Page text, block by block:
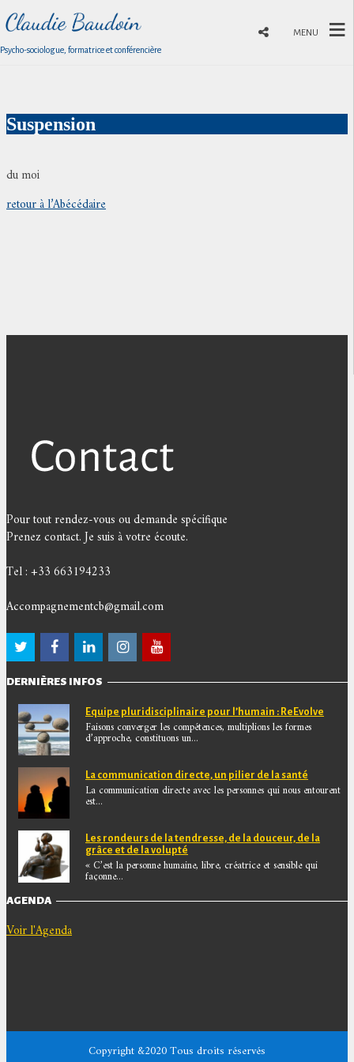
Psycho-sociologue, formatrice et conférencière
MENU
Suspension
du moi
retour à l’Abécédaire
Pour tout rendez-vous ou demande spécifique
Prenez contact. Je suis à votre écoute.
Tel : +33 663194233
Accompagnementcb@gmail.com
DERNIÈRES INFOS
Equipe pluridisciplinaire pour l’humain : ReEvolve
Faisons converger les compétences, multiplions les formes
d’approche, constituons un...
La communication directe, un pilier de la santé
La communication directe avec les personnes qui nous entourent
est...
Les rondeurs de la tendresse, de la douceur, de la
grâce et de la volupté
« C’est la personne humaine, libre, créatrice et sensible qui
façonne...
AGENDA
Voir l'Agenda
Copyright &2020 Tous droits réservés